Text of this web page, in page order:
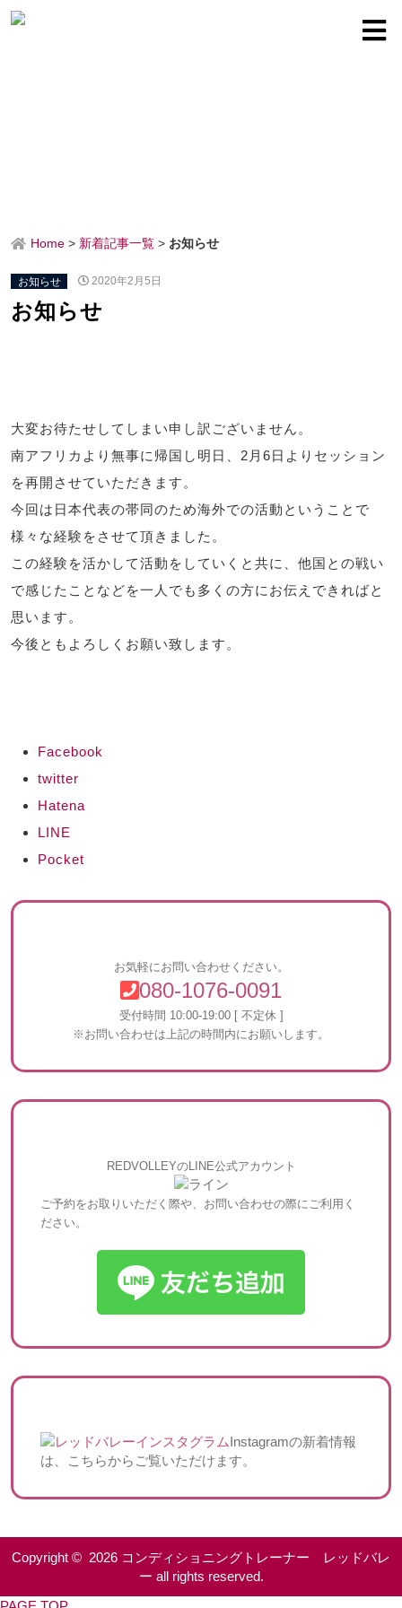
Home > 新着記事一覧 > お知らせ
お知らせ 2020年2月5日
お知らせ
大変お待たせしてしまい申し訳ございません。
南アフリカより無事に帰国し明日、2月6日よりセッション
を再開させていただきます。
今回は日本代表の帯同のため海外での活動ということで
様々な経験をさせて頂きました。
この経験を活かして活動をしていくと共に、他国との戦い
で感じたことなどを一人でも多くの方にお伝えできればと
思います。
今後ともよろしくお願い致します。
Facebook
twitter
Hatena
LINE
Pocket
お気軽にお問い合わせください。
080-1076-0091
受付時間 10:00-19:00 [ 不定休 ]
※お問い合わせは上記の時間内にお願いします。
REDVOLLEYのLINE公式アカウント
ご予約をお取りいただく際や、お問い合わせの際にご利用く
ださい。
Instagramの新着情報
は、こちらからご覧いただけます。
Copyright © 2026 コンディショニングトレーナー レッドバレ
ー all rights reserved.